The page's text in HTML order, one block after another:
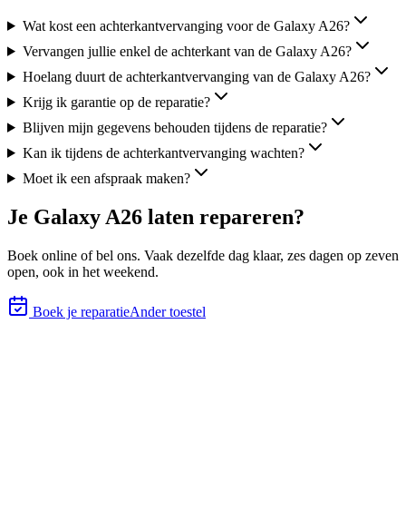
Wat kost een achterkantvervanging voor de Galaxy A26?
Vervangen jullie enkel de achterkant van de Galaxy A26?
Hoelang duurt de achterkantvervanging van de Galaxy A26?
Krijg ik garantie op de reparatie?
Blijven mijn gegevens behouden tijdens de reparatie?
Kan ik tijdens de achterkantvervanging wachten?
Moet ik een afspraak maken?
Je Galaxy A26 laten repareren?
Boek online of bel ons. Vaak dezelfde dag klaar, zes dagen op zeven
open, ook in het weekend.
Boek je reparatieAnder toestel